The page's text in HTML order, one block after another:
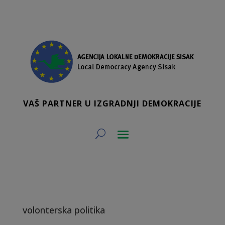
VAŠ PARTNER U IZGRADNJI DEMOKRACIJE
volonterska politika